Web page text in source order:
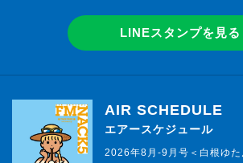
LINEスタンプを見る
AIR SCHEDULE
エアースケジュール
2026年8月-9月号＜白根ゆた